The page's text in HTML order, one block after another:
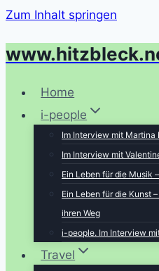
Zum Inhalt springen
Home
i-people
Im Interview mit Martina
Im Interview mit
Ein Leben für die Musik
Ein Leben für die Kunst
ihren Weg
i-people. Im Interview
Travel